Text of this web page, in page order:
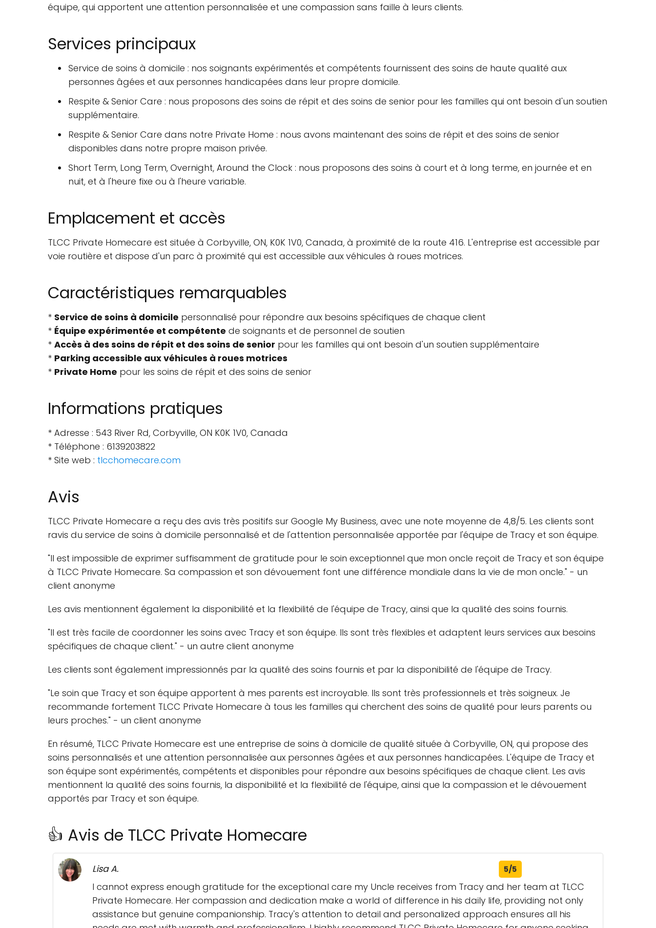
équipe, qui apportent une attention personnalisée et une compassion sans faille à leurs clients.
Services principaux
Service de soins à domicile : nos soignants expérimentés et compétents fournissent des soins de haute qualité aux
personnes âgées et aux personnes handicapées dans leur propre domicile.
Respite & Senior Care : nous proposons des soins de répit et des soins de senior pour les familles qui ont besoin d'un soutien
supplémentaire.
Respite & Senior Care dans notre Private Home : nous avons maintenant des soins de répit et des soins de senior
disponibles dans notre propre maison privée.
Short Term, Long Term, Overnight, Around the Clock : nous proposons des soins à court et à long terme, en journée et en
nuit, et à l'heure fixe ou à l'heure variable.
Emplacement et accès
TLCC Private Homecare est située à Corbyville, ON, K0K 1V0, Canada, à proximité de la route 416. L'entreprise est accessible par
voie routière et dispose d'un parc à proximité qui est accessible aux véhicules à roues motrices.
Caractéristiques remarquables
* Service de soins à domicile personnalisé pour répondre aux besoins spécifiques de chaque client
* Équipe expérimentée et compétente de soignants et de personnel de soutien
* Accès à des soins de répit et des soins de senior pour les familles qui ont besoin d'un soutien supplémentaire
* Parking accessible aux véhicules à roues motrices
* Private Home pour les soins de répit et des soins de senior
Informations pratiques
* Adresse : 543 River Rd, Corbyville, ON K0K 1V0, Canada
* Téléphone : 6139203822
* Site web : tlcchomecare.com
Avis
TLCC Private Homecare a reçu des avis très positifs sur Google My Business, avec une note moyenne de 4,8/5. Les clients sont
ravis du service de soins à domicile personnalisé et de l'attention personnalisée apportée par l'équipe de Tracy et son équipe.
"Il est impossible de exprimer suffisamment de gratitude pour le soin exceptionnel que mon oncle reçoit de Tracy et son équipe
à TLCC Private Homecare. Sa compassion et son dévouement font une différence mondiale dans la vie de mon oncle." - un
client anonyme
Les avis mentionnent également la disponibilité et la flexibilité de l'équipe de Tracy, ainsi que la qualité des soins fournis.
"Il est très facile de coordonner les soins avec Tracy et son équipe. Ils sont très flexibles et adaptent leurs services aux besoins
spécifiques de chaque client." - un autre client anonyme
Les clients sont également impressionnés par la qualité des soins fournis et par la disponibilité de l'équipe de Tracy.
"Le soin que Tracy et son équipe apportent à mes parents est incroyable. Ils sont très professionnels et très soigneux. Je
recommande fortement TLCC Private Homecare à tous les familles qui cherchent des soins de qualité pour leurs parents ou
leurs proches." - un client anonyme
En résumé, TLCC Private Homecare est une entreprise de soins à domicile de qualité située à Corbyville, ON, qui propose des
soins personnalisés et une attention personnalisée aux personnes âgées et aux personnes handicapées. L'équipe de Tracy et
son équipe sont expérimentés, compétents et disponibles pour répondre aux besoins spécifiques de chaque client. Les avis
mentionnent la qualité des soins fournis, la disponibilité et la flexibilité de l'équipe, ainsi que la compassion et le dévouement
apportés par Tracy et son équipe.
👍 Avis de TLCC Private Homecare
Lisa A. 5/5
I cannot express enough gratitude for the exceptional care my Uncle receives from Tracy and her team at TLCC
Private Homecare. Her compassion and dedication make a world of difference in his daily life, providing not only
assistance but genuine companionship. Tracy's attention to detail and personalized approach ensures all his